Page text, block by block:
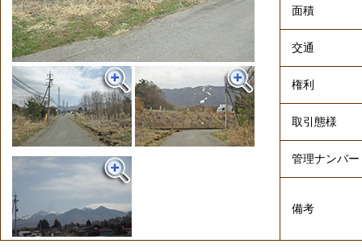
面積
交通
権利
取引態様
管理ナンバー
備考